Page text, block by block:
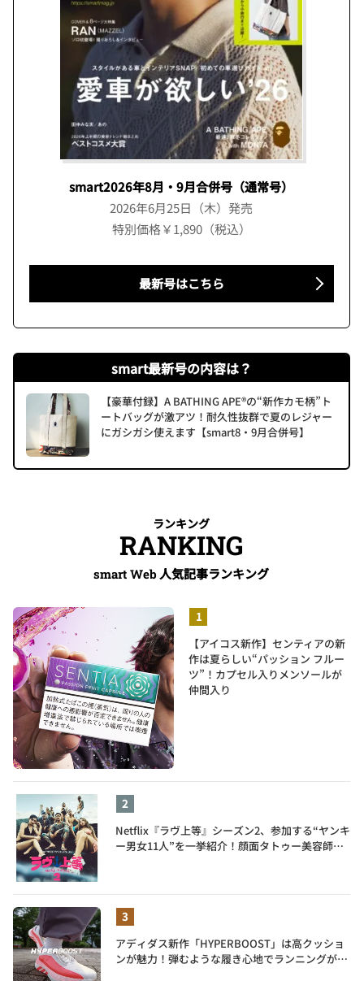
smart2026年8月・9月合併号（通常号）
2026年6月25日（木）発売
特別価格￥1,890（税込）
最新号はこちら
smart最新号の内容は？
【豪華付録】A BATHING APE®の“新作カモ柄”ト
ートバッグが激アツ！耐久性抜群で夏のレジャー
にガシガシ使えます【smart8・9月合併号】
ランキング
RANKING
smart Web人気記事ランキング
【アイコス新作】センティアの新
作は夏らしい“パッション フルー
ツ”！カプセル入りメンソールが
仲間入り
Netflix『ラヴ上等』シーズン2、参加する“ヤンキ
ー男女11人”を一挙紹介！顔面タトゥー美容師、
アディダス新作「HYPERBOOST」は高クッショ
ンが魅力！弾むような履き心地でランニングがも